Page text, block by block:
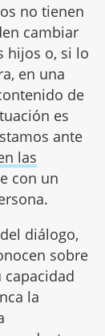
no tienen
cambiar
hijos o, si lo
en una
de
es
ante
las
con un
diálogo,
sobre
la